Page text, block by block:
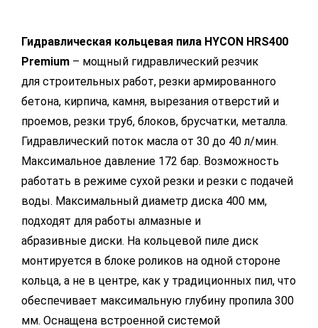
Гидравлическая кольцевая пила HYCON HRS400
Premium – мощный гидравлический резчик
для строительных работ, резки армированного
бетона, кирпича, камня, вырезания отверстий и
проемов, резки труб, блоков, брусчатки, металла.
Гидравлический поток масла от 30 до 40 л/мин.
Максимальное давление 172 бар. Возможность
работать в режиме сухой резки и резки с подачей
воды. Максимальный диаметр диска 400 мм,
подходят для работы алмазные и
абразивные диски. На кольцевой пиле диск
монтируется в блоке роликов на одной стороне
кольца, а не в центре, как у традиционных пил, что
обеспечивает максимальную глубину пропила 300
мм. Оснащена встроенной системой